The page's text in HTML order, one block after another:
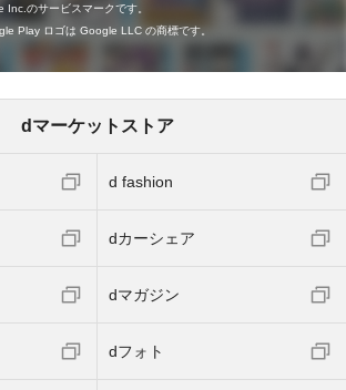
のサービスマークです。
Play ロゴは Google LLC の商標です。
dマーケットストア
d fashion
dカーシェア
dマガジン
dフォト